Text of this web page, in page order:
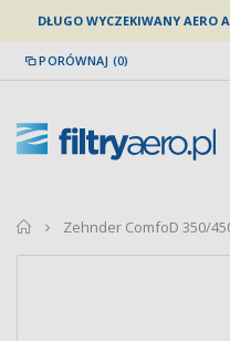
DŁUGO WYCZEKIWANY AERO
PORÓWNAJ (0)
home
Zehnder ComfoD 350/